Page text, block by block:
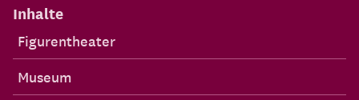
Inhalte
Figurentheater
Museum